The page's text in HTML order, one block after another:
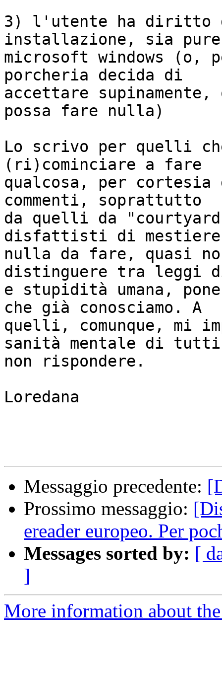
3) l'utente ha diritto
installazione, sia
microsoft windows
porcheria decida di
accettare
possa fare nulla)
Lo scrivo per quelli
(ri)cominciare a fare
qualcosa, per
commenti, soprattutto
da quelli da
disfattisti di mestiere
nulla da fare, quasi
distinguere tra leggi
e stupidità umana,
che già conosciamo. A
quelli, comunque, mi
sanità mentale di
non rispondere.
Loredana
Messaggio precedente:
Prossimo messaggio:
ereader europeo. Per
Messages sorted by: [
]
More information about